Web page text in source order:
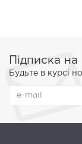
Підписка
Будьте в курсі